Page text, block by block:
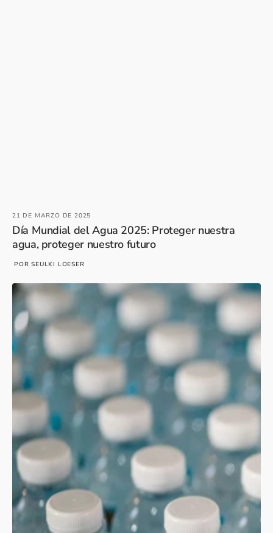
21 DE MARZO DE 2025
Día Mundial del Agua 2025: Proteger nuestra
agua, proteger nuestro futuro
POR SEULKI LOESER